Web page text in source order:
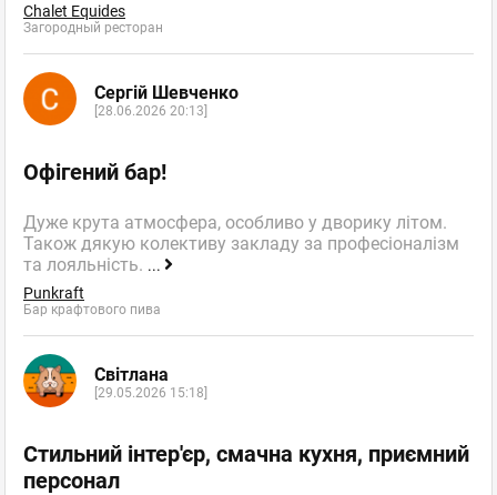
Chalet Equides
Загородный ресторан
Сергій Шевченко
[28.06.2026 20:13]
Офігений бар!
Дуже крута атмосфера, особливо у дворику літом.
Також дякую колективу закладу за професіоналізм
та лояльність. ...
Punkraft
Бар крафтового пива
Світлана
[29.05.2026 15:18]
Стильний інтер'єр, смачна кухня, приємний
персонал